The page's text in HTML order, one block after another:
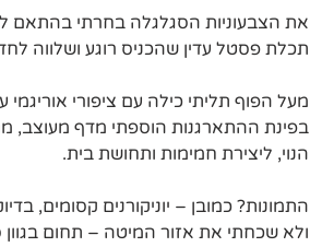
את הצבעוניות הסגלגלה בחרתי בהתאם
תכלת פסטל עדין שהכניס רוגע ושלווה
מעל הפוף תליתי כילה עם ציפורי
בפינת ההתארגנות הוספתי מדף מעוצב,
הנוי, ליצירת חמימות ותחושת בית.
התמונות? כמובן – יוניקורנים קסומים,
ולא שכחתי את אזור המיטה – תחום בגוון